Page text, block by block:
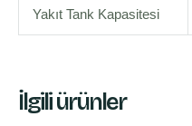
Yakıt Tank Kapasitesi
İlgili ürünler